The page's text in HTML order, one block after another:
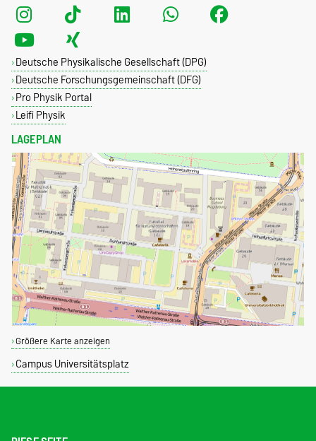
Deutsche Physikalische Gesellschaft (DPG)
Deutsche Forschungsgemeinschaft (DFG)
Pro Physik Portal
Leifi Physik
LAGEPLAN
Größere Karte anzeigen
Campus Universitätsplatz